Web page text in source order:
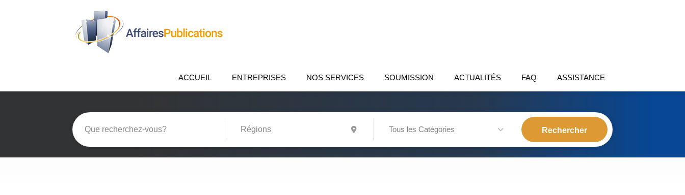
ACCUEIL ENTREPRISES NOS SERVICES SOUMISSION ACTUALITÉS FAQ ASSISTANCE
Tous les Catégories